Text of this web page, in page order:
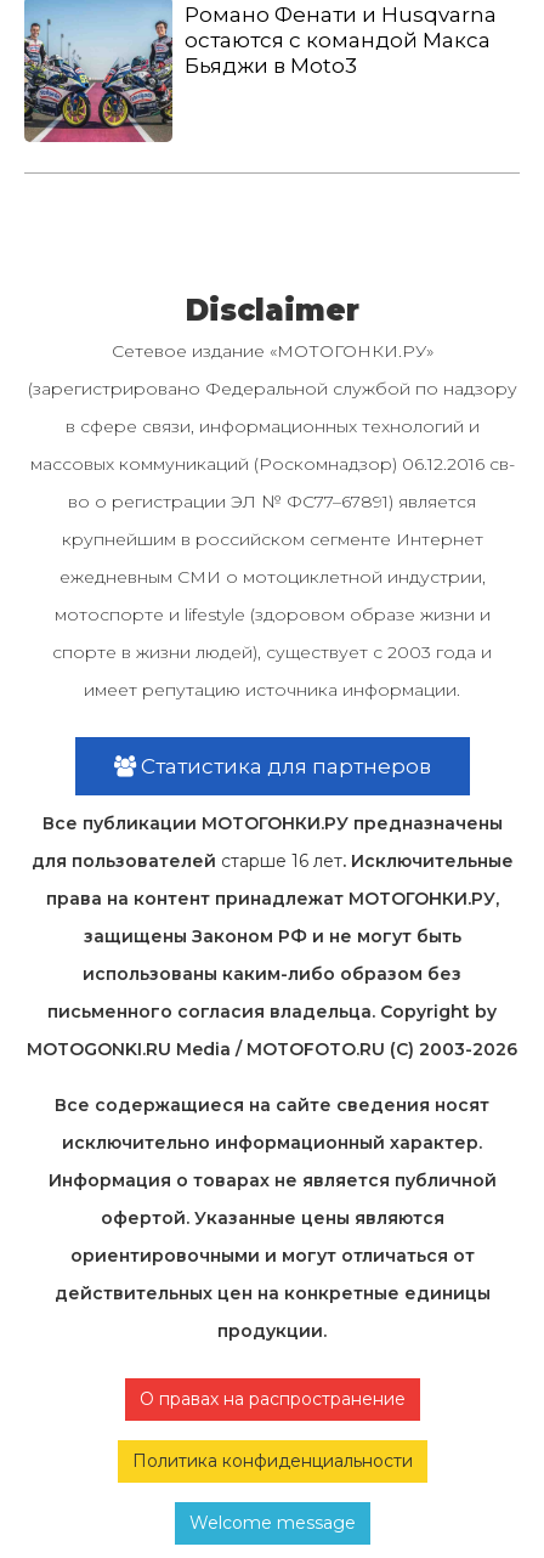
Романо Фенати и Husqvarna
остаются с командой Макса
Бьяджи в Moto3
Disclaimer
Сетевое издание «МОТОГОНКИ.РУ»
(зарегистрировано Федеральной службой по надзору
в сфере связи, информационных технологий и
массовых коммуникаций (Роскомнадзор) 06.12.2016 св-
во о регистрации ЭЛ № ФС77–67891) является
крупнейшим в российском сегменте Интернет
ежедневным СМИ о мотоциклетной индустрии,
мотоспорте и lifestyle (здоровом образе жизни и
спорте в жизни людей), существует с 2003 года и
имеет репутацию источника информации.
Статистика для партнеров
Все публикации МОТОГОНКИ.РУ предназначены
для пользователей старше 16 лет. Исключительные
права на контент принадлежат МОТОГОНКИ.РУ,
защищены Законом РФ и не могут быть
использованы каким-либо образом без
письменного согласия владельца. Copyright by
MOTOGONKI.RU Media / MOTOFOTO.RU (C) 2003-2026
Все содержащиеся на cайте сведения носят
исключительно информационный характер.
Информация о товарах не является публичной
офертой. Указанные цены являются
ориентировочными и могут отличаться от
действительных цен на конкретные единицы
продукции.
О правах на распространение
Политика конфиденциальности
Welcome message